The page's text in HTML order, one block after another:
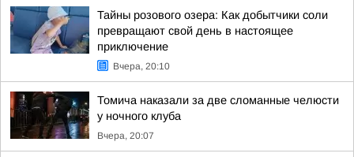
Тайны розового озера: Как добытчики соли
превращают свой день в настоящее
приключение
Вчера, 20:10
Томича наказали за две сломанные челюсти
у ночного клуба
Вчера, 20:07